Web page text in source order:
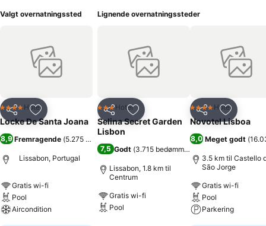
Valgt overnatningssted
Del Føj til favoritter
4 StjernerHotel
Locke De Santa Joana
8,9 Fremragende (5.275 bedømmelser
Lissabon, Portugal
Gratis wi-fi
Pool
Aircondition
Lignende overnatningssteder
Del Føj til favoritter
3 Stjerner
Hotel
Selina Secret Garden
Lisbon
7,5 Godt (3.715 bedømmelser
Lissabon, 1.8 km til
Centrum
Gratis wi-fi
Pool
Del Føj til
4 StjernerHotel
Novotel Lisboa
8,0 Meget godt (
3.5 km til Castello
São Jorge
Gratis wi-fi
Pool
Parkering